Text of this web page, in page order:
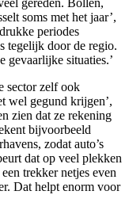
gereden. Bollen,
soms met het jaar’,
periodes
tegelijk door de regio.
gevaarlijke situaties.’
sector zelf ook
wel gegund krijgen’,
zien dat ze rekening
bijvoorbeeld
zodat auto’s
dat op veel plekken
trekker netjes even
Dat helpt enorm voor